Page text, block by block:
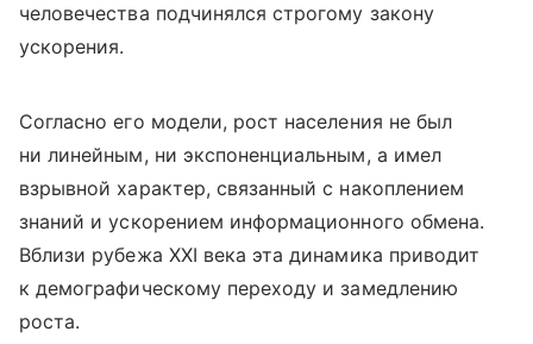
человечества подчинялся строгому закону
ускорения.
Согласно его модели, рост населения не был
ни линейным, ни экспоненциальным, а имел
взрывной характер, связанный с накоплением
знаний и ускорением информационного обмена.
Вблизи рубежа XXI века эта динамика приводит
к демографическому переходу и замедлению
роста.